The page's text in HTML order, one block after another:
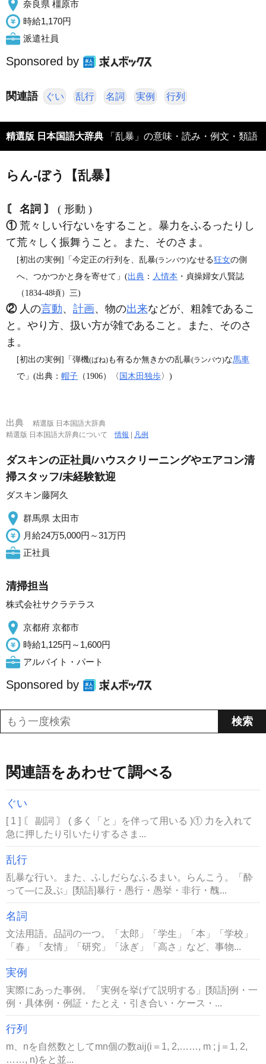
奈良県 橿原市
時給1,170円
派遣社員
Sponsored by
関連語 ぐい 乱行 名詞 実例 行列
精選版 日本国語大辞典 「乱暴」の意味・読み・例文・類語
らん‐ぼう【乱暴】
〘 名詞 〙
( 形動 )
①荒々しい行ないをすること。暴力をふるったりし
て荒々しく振舞うこと。また、そのさま。
[初出の実例]「今定正の行列を、乱暴(ランバウ)なせる狂女の側
へ、つかつかと身を寄せて」(出典 ： 人情本 ・貞操婦女八賢誌
（1834‐48頃）三)
②人の言動、 計画、物の出来などが、粗雑であるこ
と。やり方、扱い方が雑であること。また、そのさ
ま。
[初出の実例]「弾機(ばね)も有るか無きかの乱暴(ランバウ)な馬車
で」(出典： 帽子 （1906）〈 国木田独歩〉)
出典
精選版 日本国語大辞典
精選版 日本国語大辞典について情報 凡例
ダスキンの正社員/ハウスクリーニングやエアコン清
掃スタッフ/未経験歓迎
ダスキン藤阿久
群馬県 太田市
月給24万5,000円～31万円
正社員
清掃担当
株式会社サクラテラス
京都府 京都市
時給1,125円～1,600円
アルバイト・パート
Sponsored by
関連語をあわせて調べる
ぐい
[ 1 ] 〘 副詞 〙 ( 多く「と」を伴って用いる )① 力を入れて
急に押したり引いたりするさま...
乱行
乱暴な行い。また、ふしだらなふるまい。らんこう。「酔
って―に及ぶ」[類語]暴行・愚行・愚挙・非行・醜...
名詞
文法用語。品詞の一つ。「太郎」「学生」「本」「学校」
「春」「友情」「研究」「泳ぎ」「高さ」など、事物...
実例
実際にあった事例。「実例を挙げて説明する」[類語]例・一
例・具体例・例証・たとえ・引き合い・ケース・...
行列
m、nを自然数としてmn個の数aij(i＝1, 2,……, m ; j＝1, 2,
……, n)をと並...